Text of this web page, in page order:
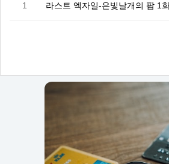
1 라스트 엑자일-은빛날개의 팜 1